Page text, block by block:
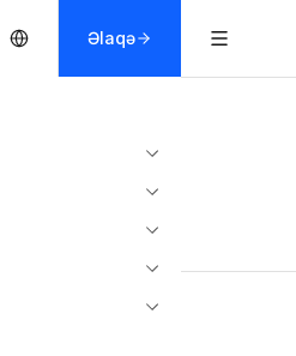
Əlaqə